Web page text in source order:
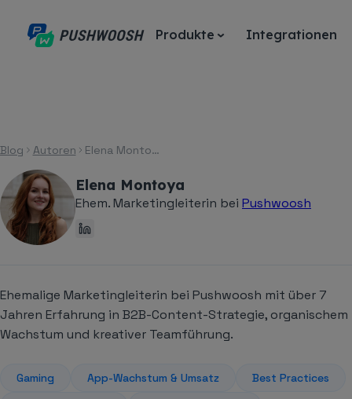
Produkte Integrationen
Blog Autoren Elena Montoya
Elena Montoya
Ehem. Marketingleiterin bei Pushwoosh
Ehemalige Marketingleiterin bei Pushwoosh mit über 7
Jahren Erfahrung in B2B-Content-Strategie, organischem
Wachstum und kreativer Teamführung.
Gaming App-Wachstum & Umsatz
Best Practices